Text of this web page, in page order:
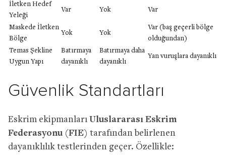
İletken Hedef
Yeleği
Var Yok Var
Maskede İletken
Bölge
Yok Yok
Var (baş geçerli bölge
olduğundan)
Temas Şekline
Uygun Yapı
Batırmaya
dayanıklı
Batırmaya daha
dayanıklı
Yan vuruşlara dayanıklı
Güvenlik Standartları
Eskrim ekipmanları Uluslararası Eskrim
Federasyonu (FIE) tarafından belirlenen
dayanıklılık testlerinden geçer. Özellikle: